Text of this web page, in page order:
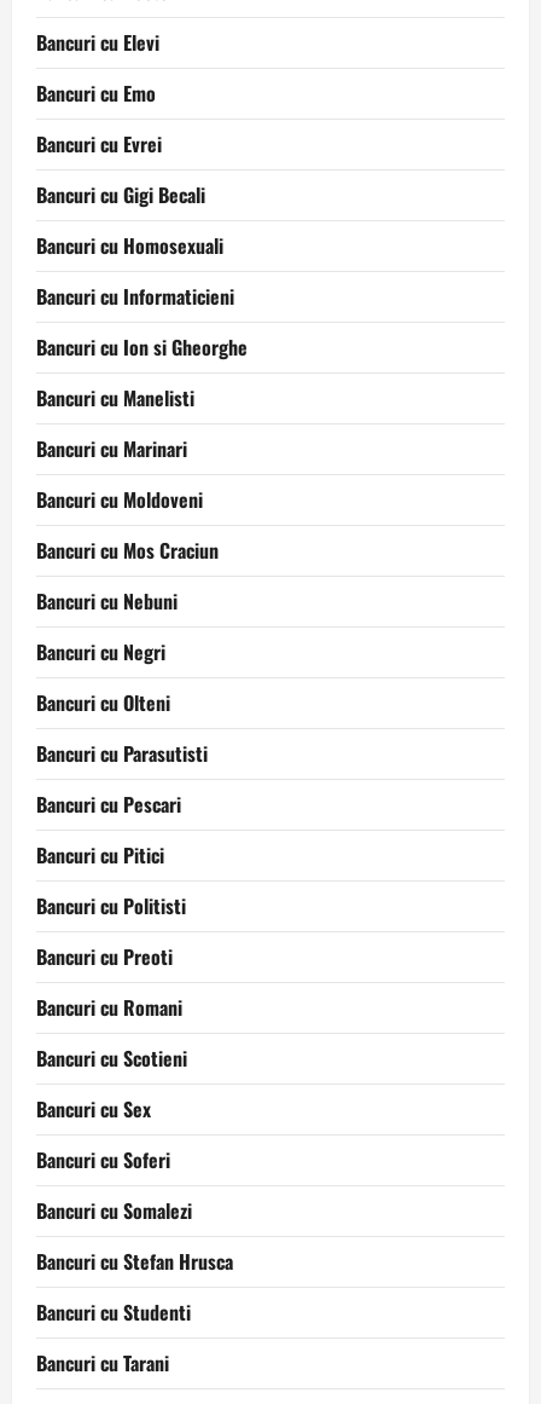
Bancuri cu Elevi
Bancuri cu Emo
Bancuri cu Evrei
Bancuri cu Gigi Becali
Bancuri cu Homosexuali
Bancuri cu Informaticieni
Bancuri cu Ion si Gheorghe
Bancuri cu Manelisti
Bancuri cu Marinari
Bancuri cu Moldoveni
Bancuri cu Mos Craciun
Bancuri cu Nebuni
Bancuri cu Negri
Bancuri cu Olteni
Bancuri cu Parasutisti
Bancuri cu Pescari
Bancuri cu Pitici
Bancuri cu Politisti
Bancuri cu Preoti
Bancuri cu Romani
Bancuri cu Scotieni
Bancuri cu Sex
Bancuri cu Soferi
Bancuri cu Somalezi
Bancuri cu Stefan Hrusca
Bancuri cu Studenti
Bancuri cu Tarani